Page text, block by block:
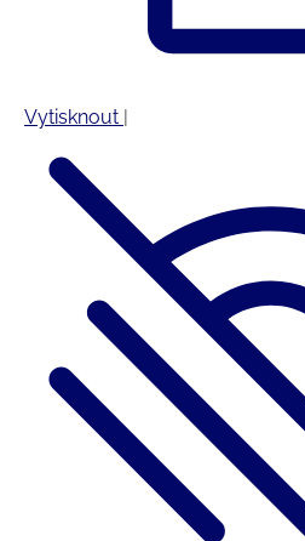
Vytisknout |